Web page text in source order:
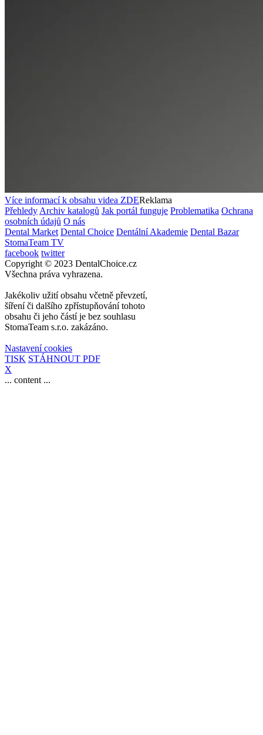
Více informací k obsahu videa ZDEReklama
Přehledy Archiv katalogů Jak portál funguje Problematika Ochrana
osobních údajů O nás
Dental Market Dental Choice Dentální Akademie Dental Bazar
StomaTeam TV
facebook twitter
Copyright © 2023 DentalChoice.cz
Všechna práva vyhrazena.
Jakékoliv užití obsahu včetně převzetí,
šíření či dalšího zpřístupňování tohoto
obsahu či jeho částí je bez souhlasu
StomaTeam s.r.o. zakázáno.
Nastavení cookies
TISK STÁHNOUT PDF
X
... content ...